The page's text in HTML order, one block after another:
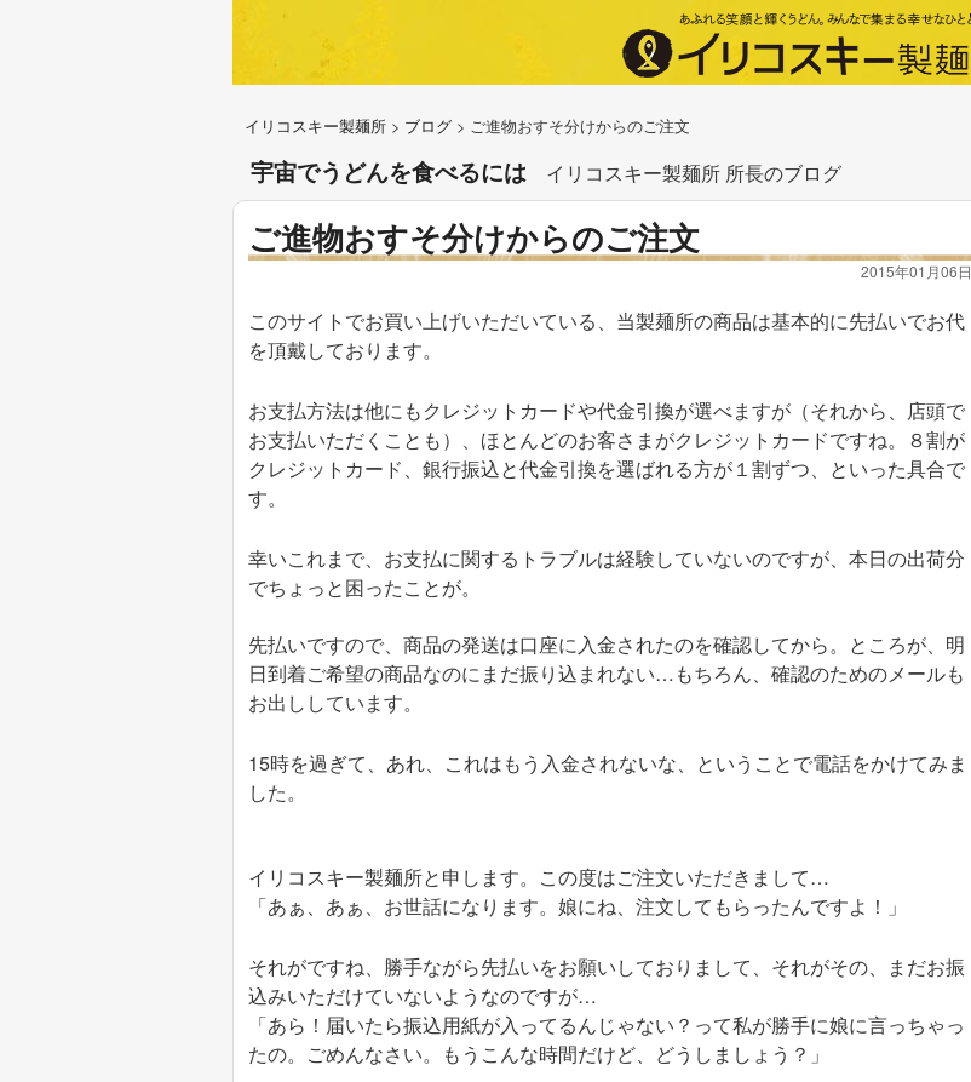
イリコスキー製麺所 > ブログ > ご進物おすそ分けからのご注文
宇宙でうどんを食べるには イリコスキー製麺所 所長のブログ
ご進物おすそ分けからのご注文
2015年01月06日
このサイトでお買い上げいただいている、当製麺所の商品は基本的に先払いでお代
を頂戴しております。
お支払方法は他にもクレジットカードや代金引換が選べますが（それから、店頭で
お支払いただくことも）、ほとんどのお客さまがクレジットカードですね。８割が
クレジットカード、銀行振込と代金引換を選ばれる方が１割ずつ、といった具合で
す。
幸いこれまで、お支払に関するトラブルは経験していないのですが、本日の出荷分
でちょっと困ったことが。
先払いですので、商品の発送は口座に入金されたのを確認してから。ところが、明
日到着ご希望の商品なのにまだ振り込まれない…もちろん、確認のためのメールも
お出ししています。
15時を過ぎて、あれ、これはもう入金されないな、ということで電話をかけてみま
した。
イリコスキー製麺所と申します。この度はご注文いただきまして…
「あぁ、あぁ、お世話になります。娘にね、注文してもらったんですよ！」
それがですね、勝手ながら先払いをお願いしておりまして、それがその、まだお振
込みいただけていないようなのですが…
「あら！届いたら振込用紙が入ってるんじゃない？って私が勝手に娘に言っちゃっ
たの。ごめんなさい。もうこんな時間だけど、どうしましょう？」